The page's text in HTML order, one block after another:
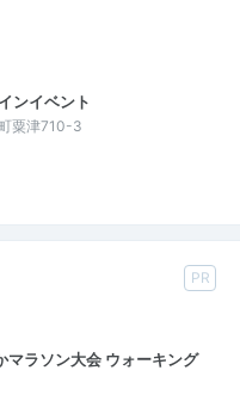
ンイベント
粟津710-3
PR
マラソン大会 ウォーキング